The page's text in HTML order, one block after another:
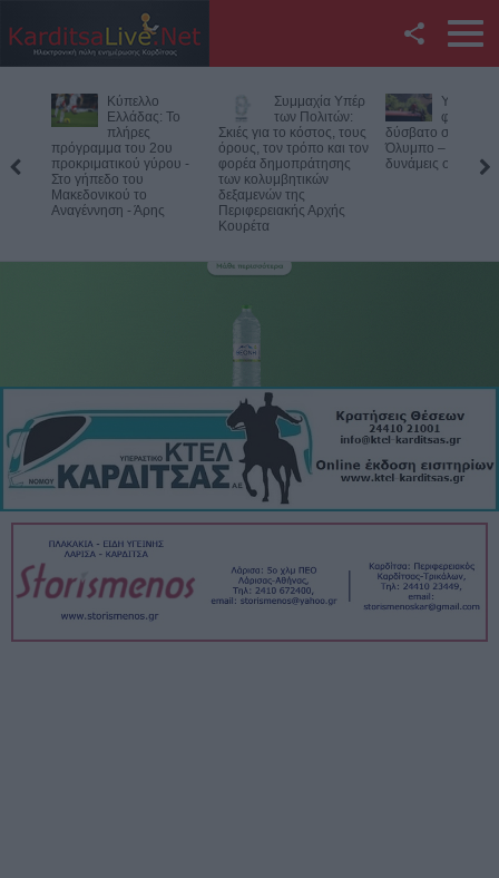
Twitter
YouTube
Αναζήτηση
KarditsaLive.Net
Το
του 2ου
γύρου -
των Πολιτών:
Σκιές για το κόστος, τους
όρους, τον τρόπο και τον
φορέα δημοπράτησης
των κολυμβητικών
δεξαμενών της
Περιφερειακής Αρχής
Υπό έλεγχο η
φωτιά σε
δύσβατο σημείο στον
Όλυμπο – Παραμένουν οι
δυνάμεις στο σημείο
Χιλιάδες
λιμάνια